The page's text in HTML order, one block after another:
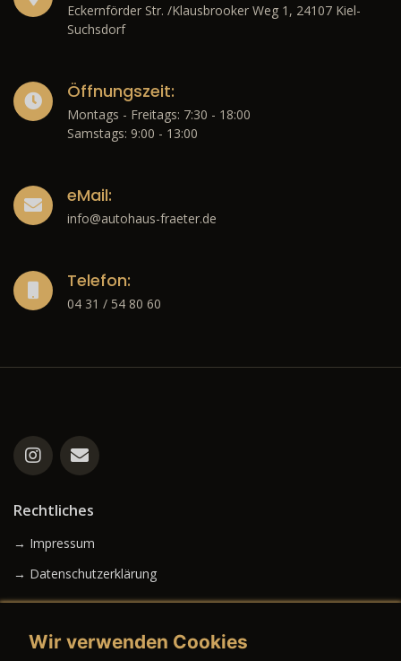
Eckernförder Str. /Klausbrooker Weg 1, 24107 Kiel-
Suchsdorf
Öffnungszeit:
Montags - Freitags: 7:30 - 18:00
Samstags: 9:00 - 13:00
eMail:
info@autohaus-fraeter.de
Telefon:
04 31 / 54 80 60
Rechtliches
→ Impressum
→ Datenschutzerklärung
Wir verwenden Cookies